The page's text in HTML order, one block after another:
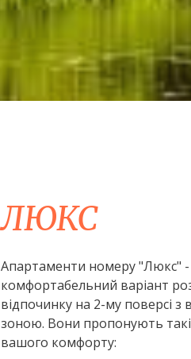
ЛЮКС
Апартаменти номеру "Люкс" -
комфортабельний варіант
відпочинку на 2-му поверсі
зоною. Вони пропонують такі
вашого комфорту: